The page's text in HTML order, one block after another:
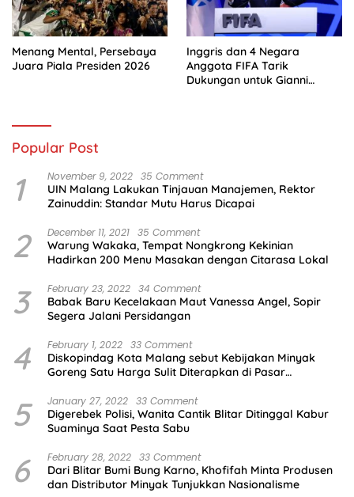
Menang Mental, Persebaya
Juara Piala Presiden 2026
Inggris dan 4 Negara
Anggota FIFA Tarik
Dukungan untuk Gianni
Popular Post
1 November 9, 2022 35 Comment
UIN Malang Lakukan Tinjauan Manajemen, Rektor
Zainuddin: Standar Mutu Harus Dicapai
2 December 11, 2021 35 Comment
Warung Wakaka, Tempat Nongkrong Kekinian
Hadirkan 200 Menu Masakan dengan Citarasa Lokal
3 February 23, 2022 34 Comment
Babak Baru Kecelakaan Maut Vanessa Angel, Sopir
Segera Jalani Persidangan
4 February 1, 2022 33 Comment
Diskopindag Kota Malang sebut Kebijakan Minyak
Goreng Satu Harga Sulit Diterapkan di Pasar
5 January 27, 2022 33 Comment
Digerebek Polisi, Wanita Cantik Blitar Ditinggal Kabur
Suaminya Saat Pesta Sabu
6 February 28, 2022 33 Comment
Dari Blitar Bumi Bung Karno, Khofifah Minta Produsen
dan Distributor Minyak Tunjukkan Nasionalisme